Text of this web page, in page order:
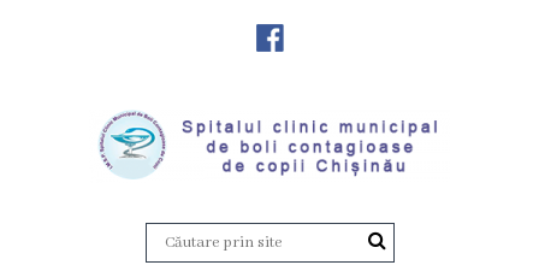
instituției